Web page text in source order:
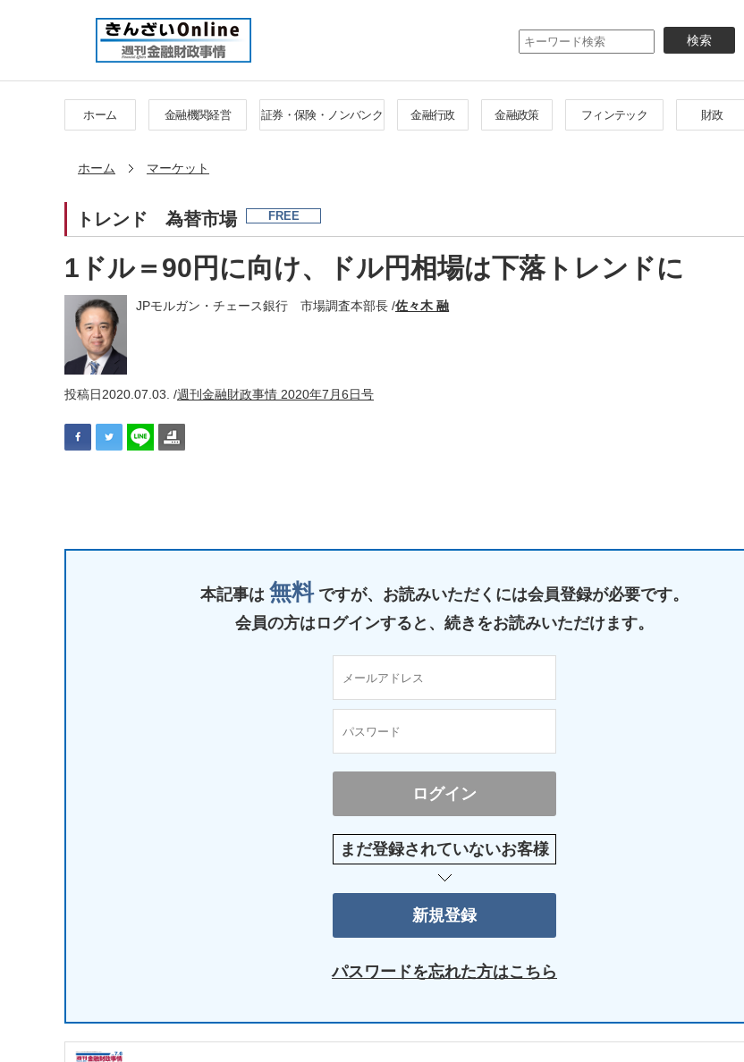
イ
ン
テ
ン
ホーム 金融機関経営 証券・保険・ノンバンク 金融行政 金融政策 フィンテック 財政
ホーム マーケット
トレンド 為替市場 FREE
1ドル＝90円に向け、ドル円相場は下落トレンドに
JPモルガン・チェース銀行 市場調査本部長 /佐々木 融
投稿日2020.07.03. /週刊金融財政事情 2020年7月6日号
本記事は 無料 ですが、 お読みいただくには会員登録が必要です。
会員の方はログインすると、 続きをお読みいただけます。
まだ登録されていないお客様
パスワードを忘れた方はこちら